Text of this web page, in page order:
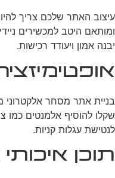
ומותאם היטב למכשירים
יבנה אמון ויעודד רכישות.
שקלו להוסיף אלמנטים כמו
לנטישת עגלות קניות.
תוכן